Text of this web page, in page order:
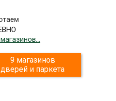
9 магазинов
дверей и паркета